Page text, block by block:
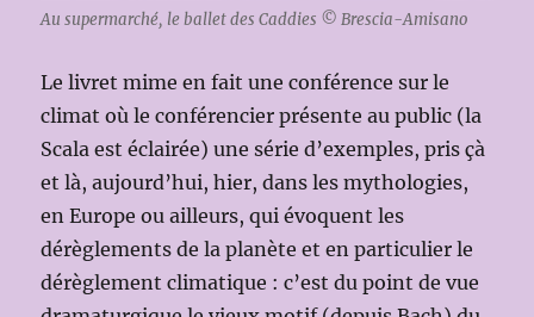
Au supermarché, le ballet des Caddies © Brescia-Amisano
Le livret mime en fait une conférence sur le
climat où le conférencier présente au public (la
Scala est éclairée) une série d’exemples, pris çà
et là, aujourd’hui, hier, dans les mythologies,
en Europe ou ailleurs, qui évoquent les
dérèglements de la planète et en particulier le
dérèglement climatique : c’est du point de vue